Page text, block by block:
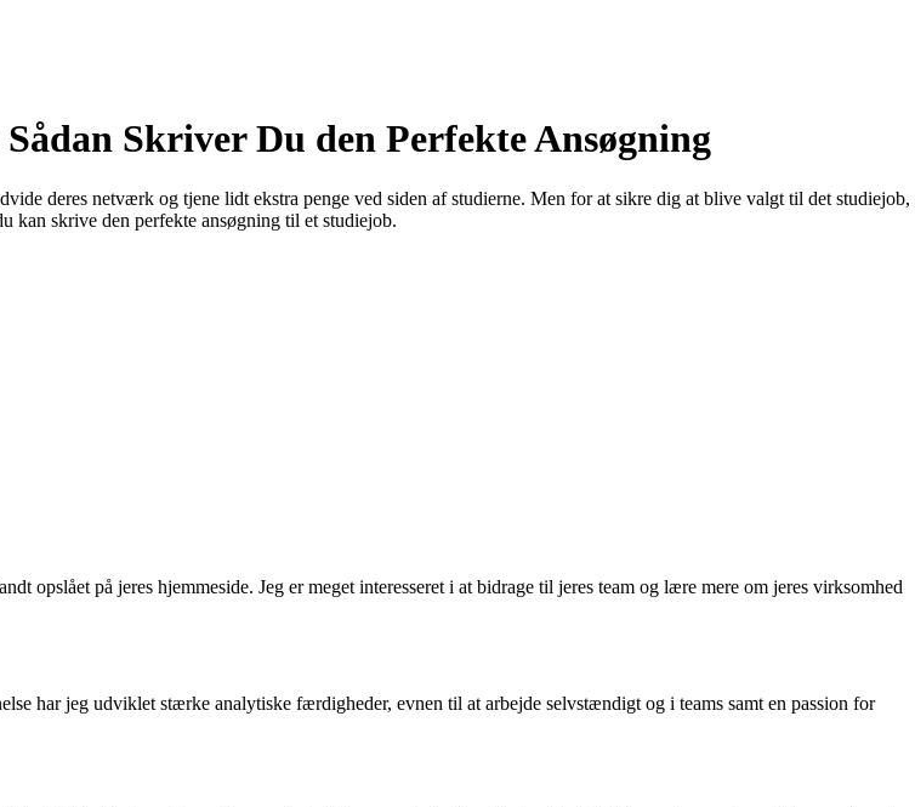
Skriver Du den Perfekte Ansøgning
deres netværk og tjene lidt ekstra penge ved siden af studierne. Men for at sikre dig at blive valgt til det studiejob,
kan skrive den perfekte ansøgning til et studiejob.
opslået på jeres hjemmeside. Jeg er meget interesseret i at bidrage til jeres team og lære mere om jeres virksomhed
har jeg udviklet stærke analytiske færdigheder, evnen til at arbejde selvstændigt og i teams samt en passion for